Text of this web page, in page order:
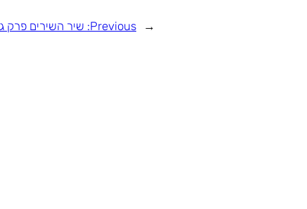
←
Previous: שיר השירים פרק